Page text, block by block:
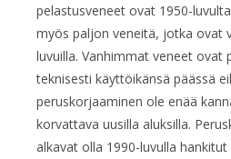
pelastusveneet ovat 1950-
myös paljon veneitä, jotka ovat
luvuilla. Vanhimmat veneet ovat
teknisesti käyttöikänsä päässä
peruskorjaaminen ole enää
korvattava uusilla aluksilla.
alkavat olla 1990-luvulla